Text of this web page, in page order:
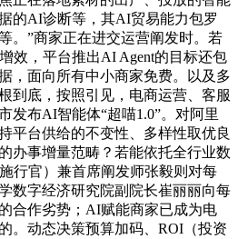
的AI诊断等，其AI贸易能力包罗
。”商家正在进交运营阐发时。若
效，平台推出AI Agent的目标还包
，面向所有中小商家免费。以及多
到底，按照引见，电商运营、客服
发布AI智能体“超喵1.0”。对阿里
平台供给的不变性、多样性取优良
办事增量范畴？若能依托全行业数
行官）兼首席阐发师张毅则对每
数字经济研究院副院长崔丽丽向每
合作劣势；AI赋能商家已成为电
。动态决策预算加码、ROI（投资